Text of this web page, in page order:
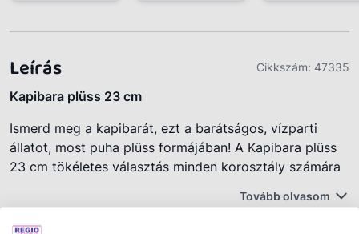
Leírás Cikkszám: 47335
Kapibara plüss 23 cm
Ismerd meg a kapibarát, ezt a barátságos, vízparti
állatot, most puha plüss formájában! A Kapibara plüss
23 cm tökéletes választás minden korosztály számára
ölelgetnivalót keresnek, vagy felnőttekről, akik egy
különleges, trendi plüssfigurával szeretnék feldobni a
Tovább olvasom